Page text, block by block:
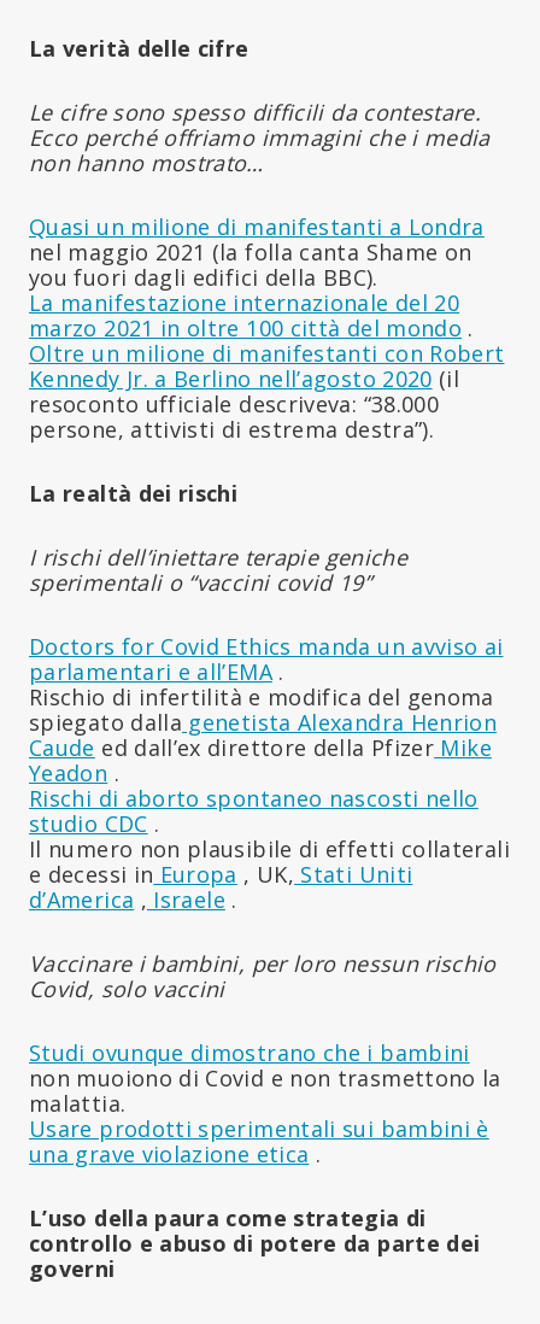
La verità delle cifre
Le cifre sono spesso difficili da contestare.
Ecco perché offriamo immagini che i media
non hanno mostrato…
Quasi un milione di manifestanti a Londra
nel maggio 2021 (la folla canta Shame on
you fuori dagli edifici della BBC).
La manifestazione internazionale del 20
marzo 2021 in oltre 100 città del mondo .
Oltre un milione di manifestanti con Robert
Kennedy Jr. a Berlino nell’agosto 2020 (il
resoconto ufficiale descriveva: “38.000
persone, attivisti di estrema destra”).
La realtà dei rischi
I rischi dell’iniettare terapie geniche
sperimentali o “vaccini covid 19”
Doctors for Covid Ethics manda un avviso ai
parlamentari e all’EMA.
Rischio di infertilità e modifica del genoma
spiegato dalla genetista Alexandra Henrion
Caude ed dall’ex direttore della Pfizer Mike
Yeadon .
Rischi di aborto spontaneo nascosti nello
studio CDC .
Il numero non plausibile di effetti collaterali
e decessi in Europa , UK, Stati Uniti
d’America , Israele .
Vaccinare i bambini, per loro nessun rischio
Covid, solo vaccini
Studi ovunque dimostrano che i bambini
non muoiono di Covid e non trasmettono la
malattia.
Usare prodotti sperimentali sui bambini è
una grave violazione etica .
L’uso della paura come strategia di
controllo e abuso di potere da parte dei
governi